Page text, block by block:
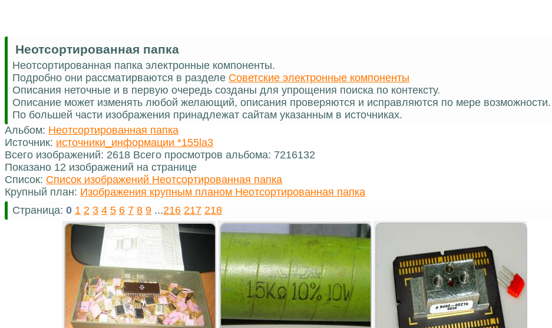
Неотсортированная папка
Неотсортированная папка электронные компоненты.
Подробно они рассматирваются в разделе Советские электронные компоненты
Описания неточные и в первую очередь созданы для упрощения поиска по контексту.
Описание может изменять любой желающий, описания проверяются и исправляются по мере возможности.
По большей части изображения принадлежат сайтам указанным в источниках.
Альбом: Неотсортированная папка
Источник: источники_информации *155la3
Всего изображений: 2618 Всего просмотров альбома: 7216132
Показано 12 изображений на странице
Список: Список изображений Неотсортированная папка
Крупный план: Изображения крупным планом Неотсортированная папка
Страница: 0 1 2 3 4 5 6 7 8 9 ...216 217 218